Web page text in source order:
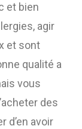
et bien
agir
et sont
qualité a
vous
des
d’en avoir